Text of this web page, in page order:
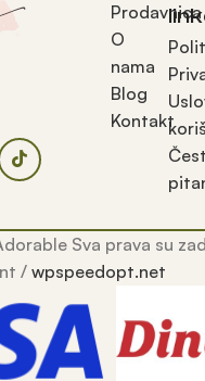
Prodavnica
O
nama
Blog
Kontakt
Sva prava su
/ wpspeedopt.net